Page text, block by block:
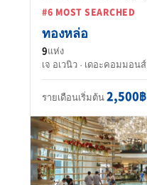
#6 MOST SEARCHED
ทองหล่อ
9แห่ง
เจ อเวนิว · เดอะคอมมอนส์
รายเดือนเริ่มต้น2,500฿